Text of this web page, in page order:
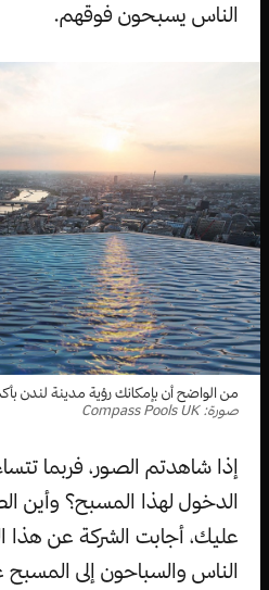
الناس يسبحون فوقهم.
من الواضح أن بإمكانك رؤية مدينة لندن
صورة: Compass Pools UK
إذا شاهدتم الصور، فربما
الدخول لهذا المسبح؟ وأين
عليك، أجابت الشركة عن هذا
الناس والسباحون إلى